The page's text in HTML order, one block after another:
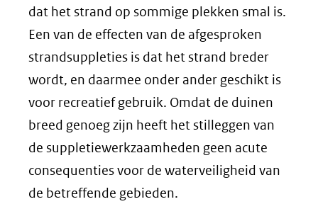
andere
website)
dat het strand op sommige plekken smal is.
Een van de effecten van de afgesproken
strandsuppleties is dat het strand breder
wordt, en daarmee onder ander geschikt is
voor recreatief gebruik. Omdat de duinen
breed genoeg zijn heeft het stilleggen van
de suppletiewerkzaamheden geen acute
consequenties voor de waterveiligheid van
de betreffende gebieden.